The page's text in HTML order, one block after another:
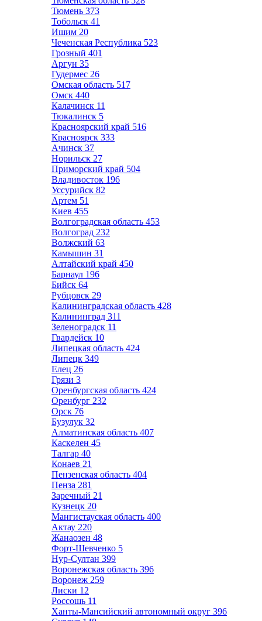
Тюмень 373
Тобольск 41
Ишим 20
Чеченская Республика 523
Грозный 401
Аргун 35
Гудермес 26
Омская область 517
Омск 440
Калачинск 11
Тюкалинск 5
Красноярский край 516
Красноярск 333
Ачинск 37
Норильск 27
Приморский край 504
Владивосток 196
Уссурийск 82
Артем 51
Киев 455
Волгоградская область 453
Волгоград 232
Волжский 63
Камышин 31
Алтайский край 450
Барнаул 196
Бийск 64
Рубцовск 29
Калининградская область 428
Калининград 311
Зеленоградск 11
Гвардейск 10
Липецкая область 424
Липецк 349
Елец 26
Грязи 3
Оренбургская область 424
Оренбург 232
Орск 76
Бузулук 32
Алматинская область 407
Каскелен 45
Талгар 40
Конаев 21
Пензенская область 404
Пенза 281
Заречный 21
Кузнецк 20
Мангистауская область 400
Актау 220
Жанаозен 48
Форт-Шевченко 5
Нур-Султан 399
Воронежская область 396
Воронеж 259
Лиски 12
Россошь 11
Ханты-Мансийский автономный округ 396